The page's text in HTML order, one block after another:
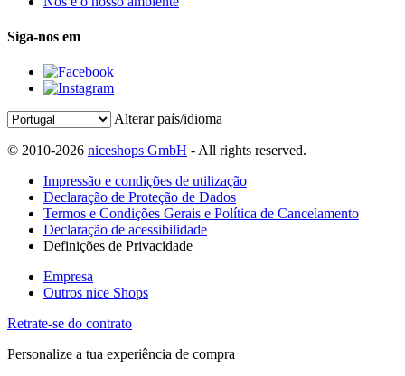
Siga-nos em
Alterar país/idioma
© 2010-2026 niceshops GmbH - All rights reserved.
Impressão e condições de utilização
Declaração de Proteção de Dados
Termos e Condições Gerais e Política de Cancelamento
Declaração de acessibilidade
Definições de Privacidade
Empresa
Outros nice Shops
Retrate-se do contrato
Personalize a tua experiência de compra